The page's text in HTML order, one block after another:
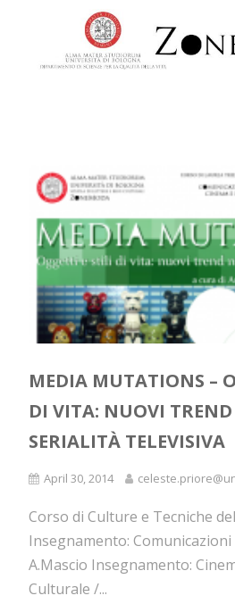
MEDIA MUTATIONS –
DI VITA: NUOVI
SERIALITÀ TELEVISIVA
April 30, 2014
Corso di Culture e Tecniche
Insegnamento:
A.Mascio Insegnamento:
Culturale /...